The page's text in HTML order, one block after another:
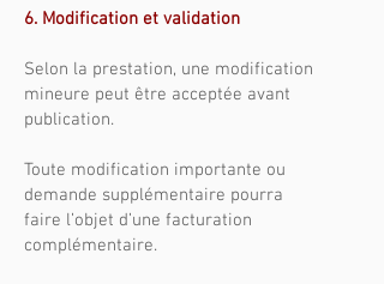
6. Modification et validation
Selon la prestation, une modification
mineure peut être acceptée avant
publication.
Toute modification importante ou
demande supplémentaire pourra
faire l’objet d’une facturation
complémentaire.